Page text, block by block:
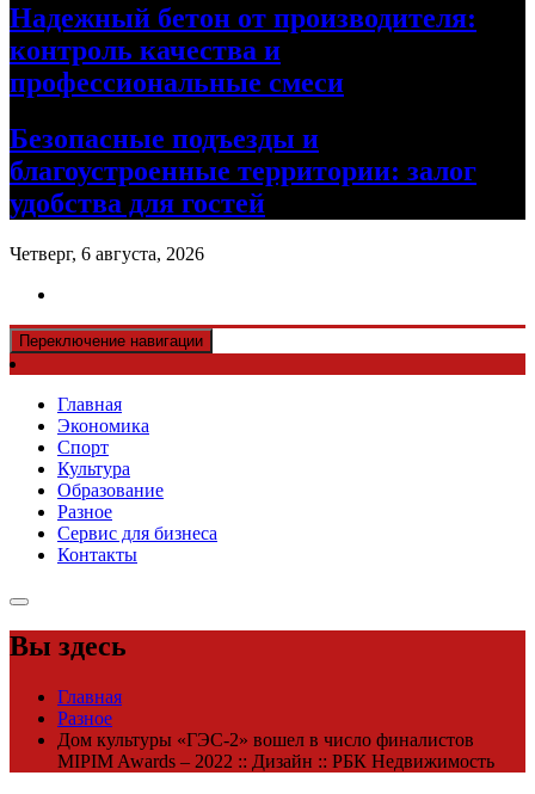
Надежный бетон от производителя:
контроль качества и
профессиональные смеси
Безопасные подъезды и
благоустроенные территории: залог
удобства для гостей
Четверг, 6 августа, 2026
Переключение навигации
Главная
Экономика
Спорт
Культура
Образование
Разное
Сервис для бизнеса
Контакты
Вы здесь
Главная
Разное
Дом культуры «ГЭС-2» вошел в число финалистов
MIPIM Awards – 2022 :: Дизайн :: РБК Недвижимость